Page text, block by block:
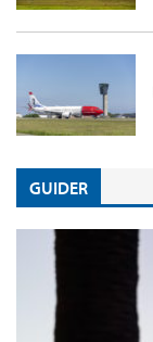
GUIDER